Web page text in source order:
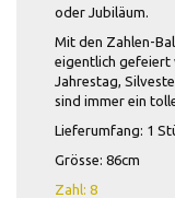
oder Jubiläum.
Mit den Zahlen-
eigentlich gefeiert
Jahrestag,
sind immer ein
Lieferumfang: 1
Grösse: 86cm
Zahl: 8